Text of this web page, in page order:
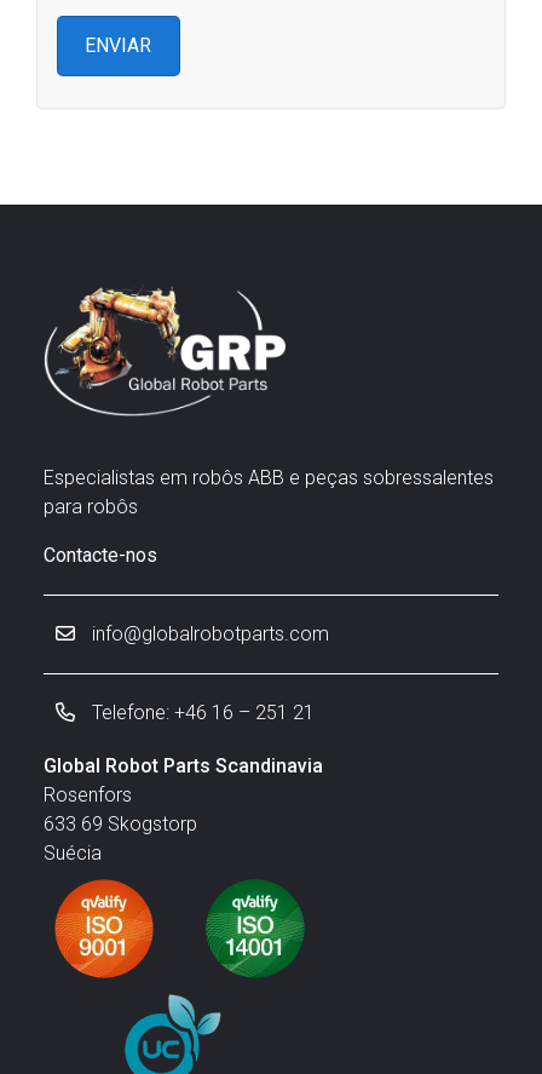
Especialistas em robôs ABB e peças sobressalentes
para robôs
Contacte-nos
info@globalrobotparts.com
Telefone: +46 16 – 251 21
Global Robot Parts Scandinavia
Rosenfors
633 69 Skogstorp
Suécia